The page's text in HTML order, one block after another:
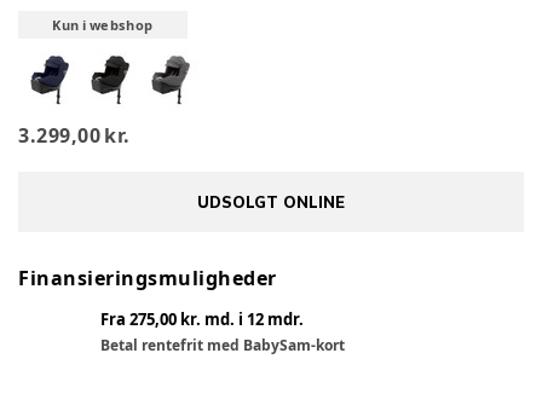
Kun i webshop
3.299,00 kr.
UDSOLGT ONLINE
Finansieringsmuligheder
Fra 275,00 kr. md. i 12 mdr.
Betal rentefrit med BabySam-kort